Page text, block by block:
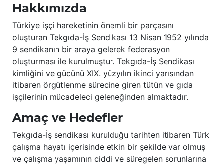
Hakkımızda
Türkiye işçi hareketinin önemli bir parçasını
oluşturan Tekgıda-İş Sendikası 13 Nisan 1952 yılında
9 sendikanın bir araya gelerek federasyon
oluşturması ile kurulmuştur. Tekgıda-İş Sendikası
kimliğini ve gücünü XIX. yüzyılın ikinci yarısından
itibaren örgütlenme sürecine giren tütün ve gıda
işçilerinin mücadeleci geleneğinden almaktadır.
Amaç ve Hedefler
Tekgıda-İş sendikası kurulduğu tarihten itibaren Türk
çalışma hayatı içerisinde etkin bir şekilde var olmuş
ve çalışma yaşamının ciddi ve süregelen sorunlarına